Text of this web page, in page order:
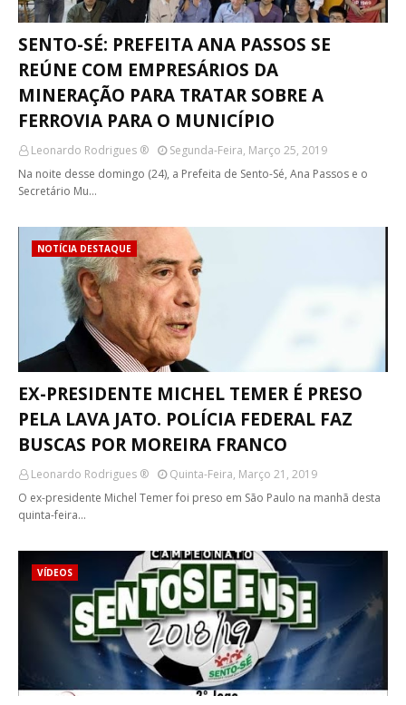
SENTO-SÉ: PREFEITA ANA PASSOS SE
REÚNE COM EMPRESÁRIOS DA
MINERAÇÃO PARA TRATAR SOBRE A
FERROVIA PARA O MUNICÍPIO
Leonardo Rodrigues ®
Segunda-Feira, Março 25, 2019
Na noite desse domingo (24), a Prefeita de Sento-Sé, Ana Passos e o
Secretário Mu…
NOTÍCIA DESTAQUE
EX-PRESIDENTE MICHEL TEMER É PRESO
PELA LAVA JATO. POLÍCIA FEDERAL FAZ
BUSCAS POR MOREIRA FRANCO
Leonardo Rodrigues ®
Quinta-Feira, Março 21, 2019
O ex-presidente Michel Temer foi preso em São Paulo na manhã desta
quinta-feira…
VÍDEOS